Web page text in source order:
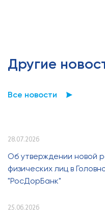
Другие
Все новости
28.07.2026
Об утверждении новой
физических лиц в
"РосДорБанк"
25.06.2026